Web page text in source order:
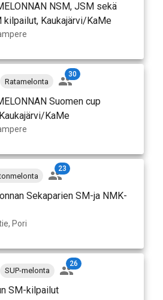
NSM, JSM sekä
kilpailut, Kaukajärvi/KaMe
Ratamelonta
30
Suomen cup
KaMe
23
Sekaparien SM-ja NMK-
Pori
SUP-melonta
26
SM-kilpailut